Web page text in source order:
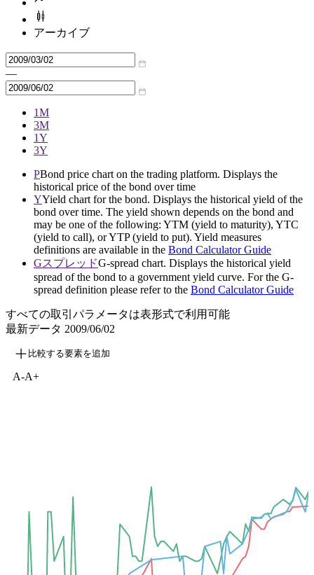
アーカイブ
—
1M
3M
1Y
3Y
PBond price chart on the trading platform. Displays the
historical price of the bond over time
YYield chart for the bond. Displays the historical yield of the
bond over time. The yield shown depends on the bond and
may be one of the following: YTM (yield to maturity), YTC
(yield to call), or YTP (yield to put). Yield measures
definitions are available in the Bond Calculator Guide
GスプレッドG-spread chart. Displays the historical yield
spread of the bond to a government yield curve. For the G-
spread definition please refer to the Bond Calculator Guide
すべての取引パラメータは表形式で利用可能
最新データ 2009/06/02
比較する要素を追加